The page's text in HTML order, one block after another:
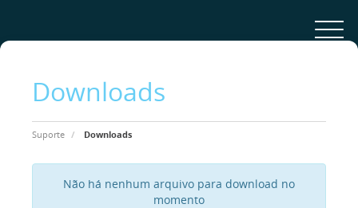
Toggle
Downloads
Suporte Downloads
Não há nenhum arquivo para download no
momento